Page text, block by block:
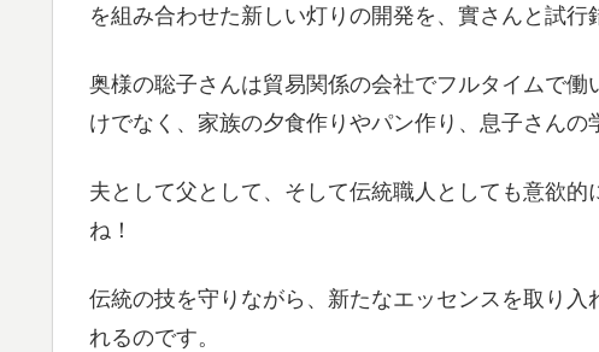
を組み合わせた新しい灯りの開発を、實さんと試行
奥様の聡子さんは貿易関係の会社でフルタイムで
けでなく、家族の夕食作りやパン作り、息子さんの
夫として父として、そして伝統職人としても意欲
ね！
伝統の技を守りながら、新たなエッセンスを取り
れるのです。